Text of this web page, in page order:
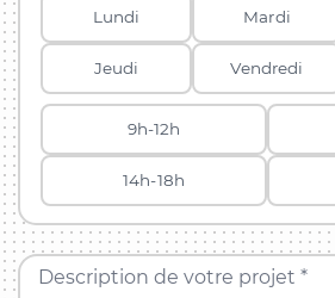
Lundi Mardi
Jeudi Vendredi
9h-12h
14h-18h
Description de votre projet *